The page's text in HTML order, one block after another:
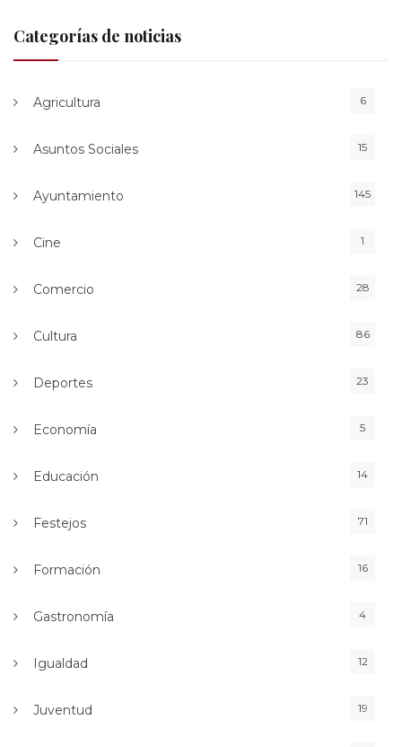
Categorías de noticias
Agricultura 6
Asuntos Sociales 15
Ayuntamiento 145
Cine 1
Comercio 28
Cultura 86
Deportes 23
Economía 5
Educación 14
Festejos 71
Formación 16
Gastronomía 4
Igualdad 12
Juventud 19